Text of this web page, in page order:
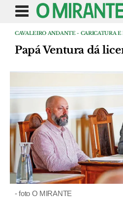
CAVALEIRO ANDANTE - CARICATURA E
Papá Ventura dá
- foto O MIRANTE